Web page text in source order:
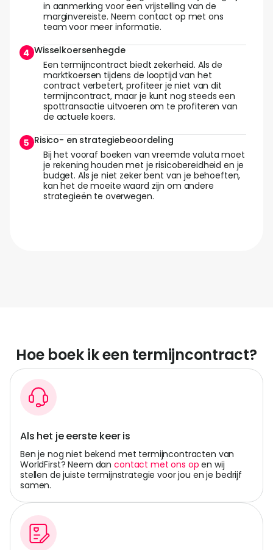
in aanmerking voor een vrijstelling van de
marginvereiste. Neem contact op met ons
team voor meer informatie.
Wisselkoersenhegde
Een termijncontract biedt zekerheid. Als de
marktkoersen tijdens de looptijd van het
contract verbetert, profiteer je niet van dit
termijncontract, maar je kunt nog steeds een
spottransactie uitvoeren om te profiteren van
de actuele koers.
Risico- en strategiebeoordeling
Bij het vooraf boeken van vreemde valuta moet
je rekening houden met je risicobereidheid en je
budget. Als je niet zeker bent van je behoeften,
kan het de moeite waard zijn om andere
strategieën te overwegen.
Hoe boek ik een termijncontract?
Als het je eerste keer is
Ben je nog niet bekend met termijncontracten van
WorldFirst? Neem dancontact met ons op en wij
stellen de juiste termijnstrategie voor jou en je bedrijf
samen.